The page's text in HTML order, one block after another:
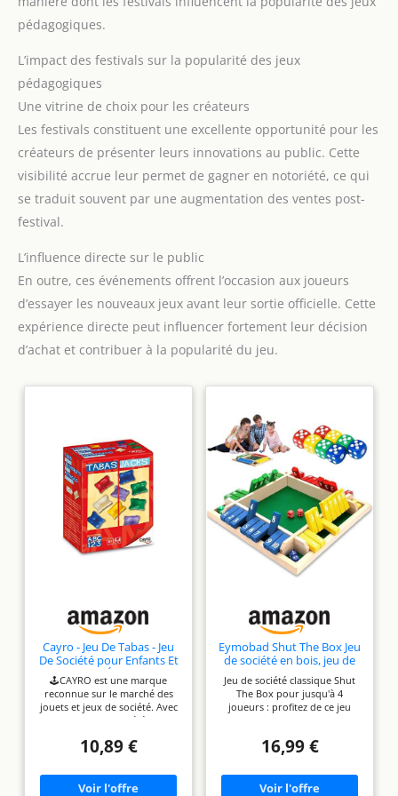
excellent jouet pour améliorer l'interaction parent-enfant.
est cadeau unique que vous offrirez aux enfants à Noël et à
pédagogiques.
L’impact des festivals sur la popularité des jeux
pédagogiques
Une vitrine de choix pour les créateurs
Les festivals constituent une excellente opportunité pour les
créateurs de présenter leurs innovations au public. Cette
visibilité accrue leur permet de gagner en notoriété, ce qui
se traduit souvent par une augmentation des ventes post-
festival.
L’influence directe sur le public
En outre, ces événements offrent l’occasion aux joueurs
d’essayer les nouveaux jeux avant leur sortie officielle. Cette
expérience directe peut influencer fortement leur décision
d’achat et contribuer à la popularité du jeu.
Cayro - Jeu De Tabas - Jeu
De Société pour Enfants Et
Adultes - Jeu Éducatif 6 Ans
- Jeu Classique De
Développement De La
Motricité - Idéal pour Offrir
🕹CAYRO est une marque
reconnue sur le marché des
jouets et jeux de société. Avec
une grande variété de
confiance des consommateurs
innovant.
FAMILLE ET
AMIS : Le jeu des tabas est
10,89 €
Eymobad Shut The Box Jeu
de société en bois, jeu de
dés pour 4 joueurs avec
fond en feutre - Chiffres et
mathématiques
traditionnels - Jouet
adultes, famille et pub
Jeu de société classique Shut
The Box pour jusqu'à 4
joueurs : profitez de ce jeu
famille ou en cercle d'amis.
pour 4 joueurs offre 10 volets
numérotés de chaque côté et
16,99 €